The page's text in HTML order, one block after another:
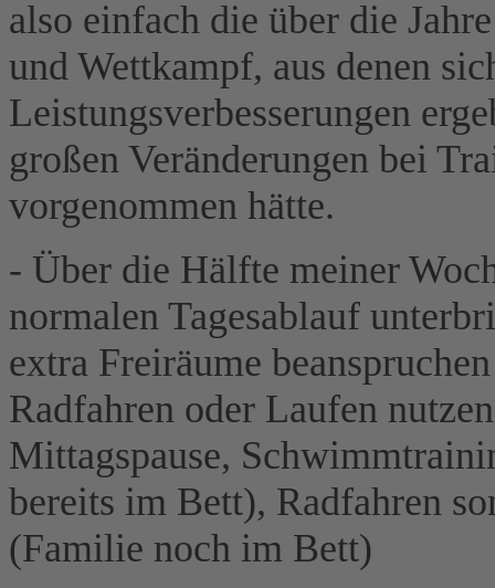
also einfach die über die
und Wettkampf, aus denen
Leistungsverbesserungen
großen Veränderungen bei
vorgenommen hätte.
- Über die Hälfte meiner
normalen Tagesablauf
extra Freiräume
Radfahren oder Laufen
Mittagspause,
bereits im Bett), Radfahren
(Familie noch im Bett)